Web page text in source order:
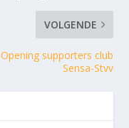
VOLGENDE
Opening supporters club
Sensa-Stvv